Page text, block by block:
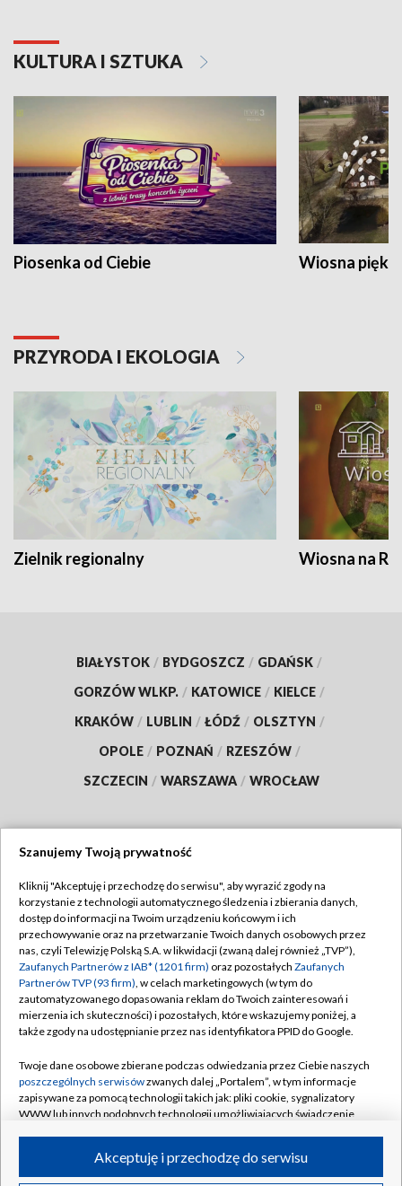
KULTURA I SZTUKA
Piosenka od Ciebie Wiosna
PRZYRODA I EKOLOGIA
Zielnik regionalny Wiosna na
BIAŁYSTOK / BYDGOSZCZ / GDAŃSK /
GORZÓW WLKP. / KATOWICE / KIELCE /
KRAKÓW / LUBLIN / ŁÓDŹ / OLSZTYN /
OPOLE / POZNAŃ / RZESZÓW /
SZCZECIN / WARSZAWA / WROCŁAW
TVP
Abonament TVP
Emisja w TVP
Centrum informacji TVP
Naziemna Telewizja Cyfrowa
Rada Programowa
System NOS
Informacje o nadawcy
Program dla prasy
Regulamin TVP
Polityka prywatności
Moje zgody
Pomoc
Kontakt
Kanały
Szanujemy Twoją prywatność
Kliknij "Akceptuję i przechodzę do serwisu", aby wyrazić zgody na
korzystanie z technologii automatycznego śledzenia i zbierania danych,
dostęp do informacji na Twoim urządzeniu końcowym i ich
przechowywanie oraz na przetwarzanie Twoich danych osobowych przez
nas, czyli Telewizję Polską S.A. w likwidacji (zwaną dalej również „TVP”),
Zaufanych Partnerów z IAB* (1201 firm) oraz pozostałych Zaufanych
Partnerów TVP (93 firm), w celach marketingowych (w tym do
zautomatyzowanego dopasowania reklam do Twoich zainteresowań i
mierzenia ich skuteczności) i pozostałych, które wskazujemy poniżej, a
także zgody na udostępnianie przez nas identyfikatora PPID do Google.
Twoje dane osobowe zbierane podczas odwiedzania przez Ciebie naszych
poszczególnych serwisówzwanych dalej „Portalem”, w tym informacje
zapisywane za pomocą technologii takich jak: pliki cookie, sygnalizatory
WWW lub innych podobnych technologii umożliwiających świadczenie
ruchu w Internecie.Akceptuję i przechodzę do serwisu